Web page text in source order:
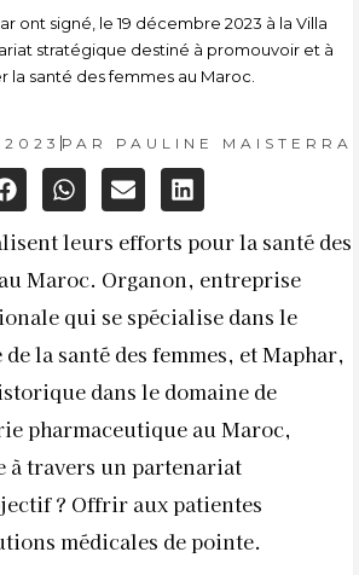
ont signé, le 19 décembre 2023 à la Villa
stratégique destiné à promouvoir et à
la santé des femmes au Maroc.
PAR PAULINE MAISTERRA
leurs efforts pour la santé des
Maroc. Organon, entreprise
qui se spécialise dans le
la santé des femmes, et Maphar,
dans le domaine de
pharmaceutique au Maroc,
à travers un partenariat
? Offrir aux patientes
médicales de pointe.